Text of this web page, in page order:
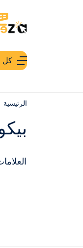
كل
الرئيسية